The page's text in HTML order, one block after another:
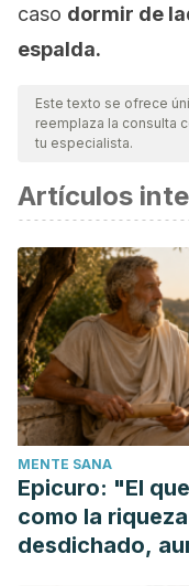
caso dormir de
espalda.
Este texto se ofrece
reemplaza la consulta
tu especialista.
Artículos
MENTE SANA
Epicuro: "El
como la
desdichado,